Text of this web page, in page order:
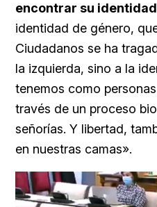
encontrar su identidad
identidad de género,
Ciudadanos se ha
la izquierda, sino a la
tenemos como
través de un proceso
señorías. Y libertad,
en nuestras camas».